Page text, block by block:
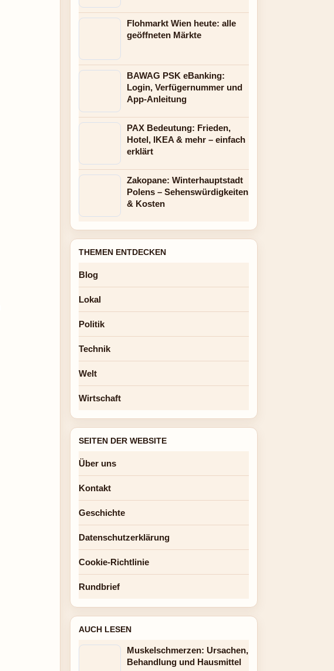
Flohmarkt Wien heute: alle
geöffneten Märkte
BAWAG PSK eBanking:
Login, Verfügernummer und
App-Anleitung
PAX Bedeutung: Frieden,
Hotel, IKEA & mehr – einfach
erklärt
Zakopane: Winterhauptstadt
Polens – Sehenswürdigkeiten
& Kosten
THEMEN ENTDECKEN
Blog
Lokal
Politik
Technik
Welt
Wirtschaft
SEITEN DER WEBSITE
Über uns
Kontakt
Geschichte
Datenschutzerklärung
Cookie-Richtlinie
Rundbrief
AUCH LESEN
Muskelschmerzen: Ursachen,
Behandlung und Hausmittel